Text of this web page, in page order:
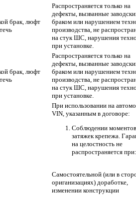
брак, люфт
Распространяется только на
дефекты, вызванные
браком или нарушением
производства, не
на стук ШС, нарушения
при установке.
брак, люфт
Распространяется только на
дефекты, вызванные
браком или нарушением
производства, не
на стук ШС, нарушения
при установке.
При использовании на
VIN, указанным в договоре:
Соблюдении моментов
затяжек крепежа.
на целостность не
распространяется при:
Самостоятельной (или в
ориганизациях) доработке,
изменении конструкции